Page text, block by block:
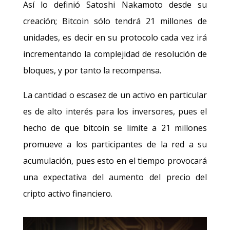
Así lo definió Satoshi Nakamoto desde su
creación; Bitcoin sólo tendrá 21 millones de
unidades, es decir en su protocolo cada vez irá
incrementando la complejidad de resolución de
bloques, y por tanto la recompensa.
La cantidad o escasez de un activo en particular
es de alto interés para los inversores, pues el
hecho de que bitcoin se limite a 21 millones
promueve a los participantes de la red a su
acumulación, pues esto en el tiempo provocará
una expectativa del aumento del precio del
cripto activo financiero.